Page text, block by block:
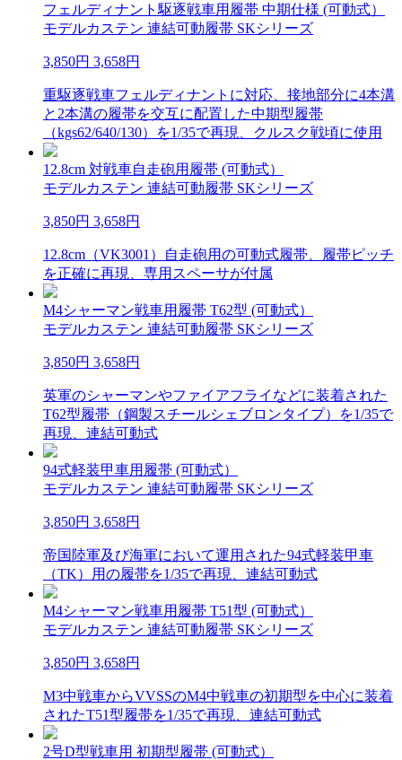
フェルディナント駆逐戦車用履帯 中期仕様 (可動式）
モデルカステン 連結可動履帯 SKシリーズ
3,850円 3,658円
重駆逐戦車フェルディナントに対応、接地部分に4本溝
と2本溝の履帯を交互に配置した中期型履帯
（kgs62/640/130）を1/35で再現、クルスク戦頃に使用
12.8cm 対戦車自走砲用履帯 (可動式）
モデルカステン 連結可動履帯 SKシリーズ
3,850円 3,658円
12.8cm（VK3001）自走砲用の可動式履帯、履帯ピッチ
を正確に再現、専用スペーサが付属
M4シャーマン戦車用履帯 T62型 (可動式）
モデルカステン 連結可動履帯 SKシリーズ
3,850円 3,658円
英軍のシャーマンやファイアフライなどに装着された
T62型履帯（鋼製スチールシェブロンタイプ）を1/35で
再現、連結可動式
94式軽装甲車用履帯 (可動式）
モデルカステン 連結可動履帯 SKシリーズ
3,850円 3,658円
帝国陸軍及び海軍において運用された94式軽装甲車
（TK）用の履帯を1/35で再現、連結可動式
M4シャーマン戦車用履帯 T51型 (可動式）
モデルカステン 連結可動履帯 SKシリーズ
3,850円 3,658円
M3中戦車からVVSSのM4中戦車の初期型を中心に装着
されたT51型履帯を1/35で再現、連結可動式
2号D型戦車用 初期型履帯 (可動式）